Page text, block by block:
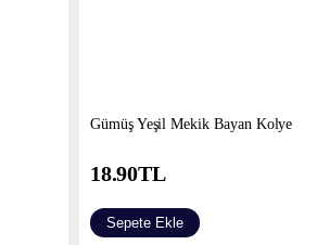
Gümüş Yeşil Mekik Bayan Kolye
18.90TL
Sepete Ekle